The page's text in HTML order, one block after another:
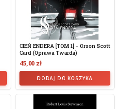
CIEŃ ENDERA [TOM 1] - Orson Scott
Card (oprawa Twarda)
45,00 zł
DODAJ DO KOSZYKA